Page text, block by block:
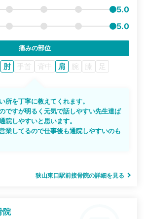
5.0
5.0
痛みの部位
肘 手首 背中 肩 腕 膝 足
所を丁寧に教えてくれます。
ですが明るく元気で話しやすい先生達ば
院しやすいと思います。
業してるので仕事後も通院しやすいのも
狭山東口駅前接骨院の詳細を見る
院